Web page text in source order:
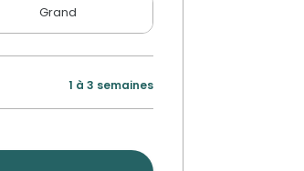
Grand
1 à 3 semaines